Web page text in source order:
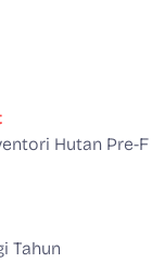
Hutan Pre-F
Tahun